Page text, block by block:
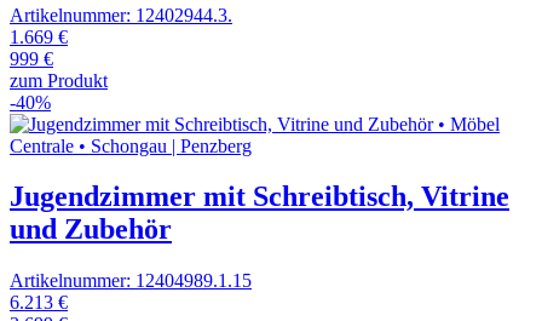
Artikelnummer: 12402944.3.
1.669 €
999 €
zum Produkt
-40%
Jugendzimmer mit Schreibtisch, Vitrine
und Zubehör
Artikelnummer: 12404989.1.15
6.213 €